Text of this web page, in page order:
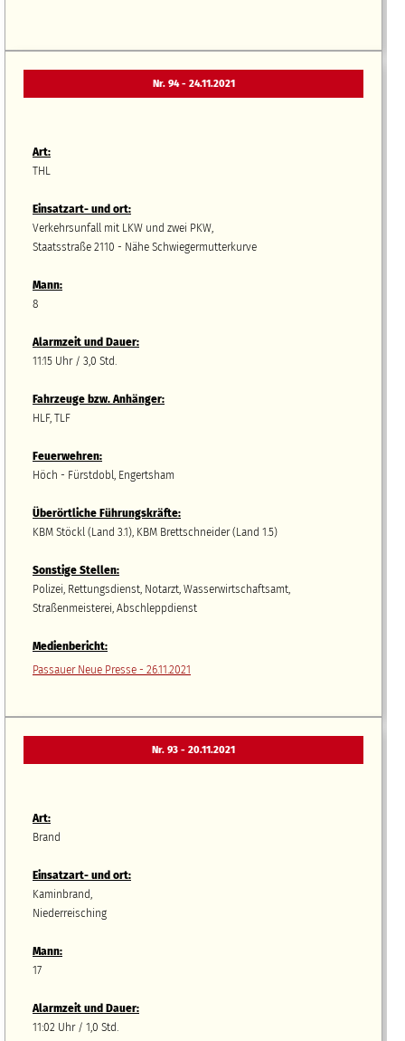
Nr. 94 - 24.11.2021
Art:
THL
Einsatzart- und ort:
Verkehrsunfall mit LKW und zwei PKW,
Staatsstraße 2110 - Nähe Schwiegermutterkurve
Mann:
8
Alarmzeit und Dauer:
11:15 Uhr / 3,0 Std.
Fahrzeuge bzw.Anhänger:
HLF, TLF
Feuerwehren:
Höch - Fürstdobl, Engertsham
Überörtliche Führungskräfte:
KBM Stöckl (Land 3.1), KBM Brettschneider (Land 1.5)
Sonstige Stellen:
Polizei, Rettungsdienst, Notarzt, Wasserwirtschaftsamt,
Straßenmeisterei, Abschleppdienst
Medienbericht:
Passauer Neue Presse - 26.11.2021
Nr. 93 - 20.11.2021
Art:
Brand
Einsatzart- und ort:
Kaminbrand,
Niederreisching
Mann:
17
Alarmzeit und Dauer:
11:02 Uhr / 1,0 Std.